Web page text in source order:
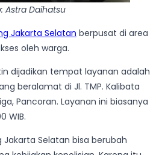
Astra Daihatsu
Jakarta Selatan berpusat di area
oleh warga.
dijadikan tempat layanan adalah
beralamat di Jl. TMP. Kalibata
Pancoran. Layanan ini biasanya
WIB.
Jakarta Selatan bisa berubah